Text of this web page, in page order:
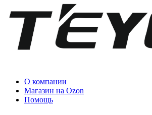
О компании
Магазин на Ozon
Помощь